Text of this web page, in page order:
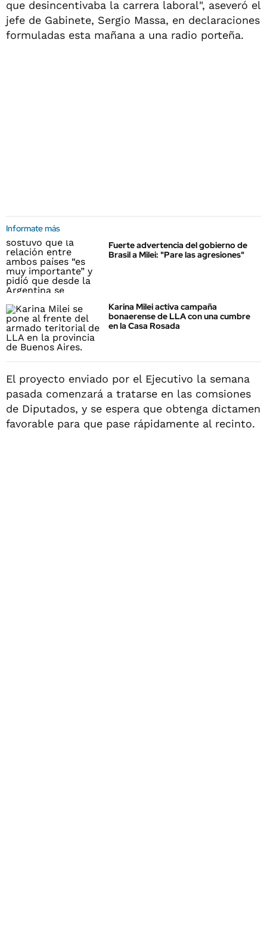
que desincentivaba la carrera laboral", aseveró el
jefe de Gabinete, Sergio Massa, en declaraciones
formuladas esta mañana a una radio porteña.
Informate más
Fuerte advertencia del gobierno de
Brasil a Milei: "Pare las agresiones"
Karina Milei activa campaña
bonaerense de LLA con una cumbre
en la Casa Rosada
El proyecto enviado por el Ejecutivo la semana
pasada comenzará a tratarse en las comsiones
de Diputados, y se espera que obtenga dictamen
favorable para que pase rápidamente al recinto.